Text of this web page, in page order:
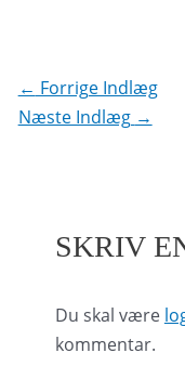
Indlægsnavigation
← Forrige Indlæg
Næste Indlæg →
SKRIV
Du skal være
kommentar.